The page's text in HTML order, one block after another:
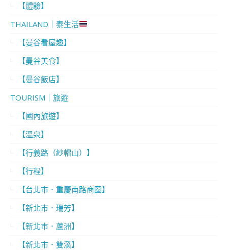
【體驗】
THAILAND｜泰生活
【曼谷看屋趣】
【曼谷美食】
【曼谷飯店】
TOURISM｜旅遊
【國內旅遊】
【溫泉】
【行義路（紗帽山）】
【行程】
【台北市．重慶南路商圈】
【新北市．瑞芳】
【新北市．蘆洲】
【新北市．雙溪】